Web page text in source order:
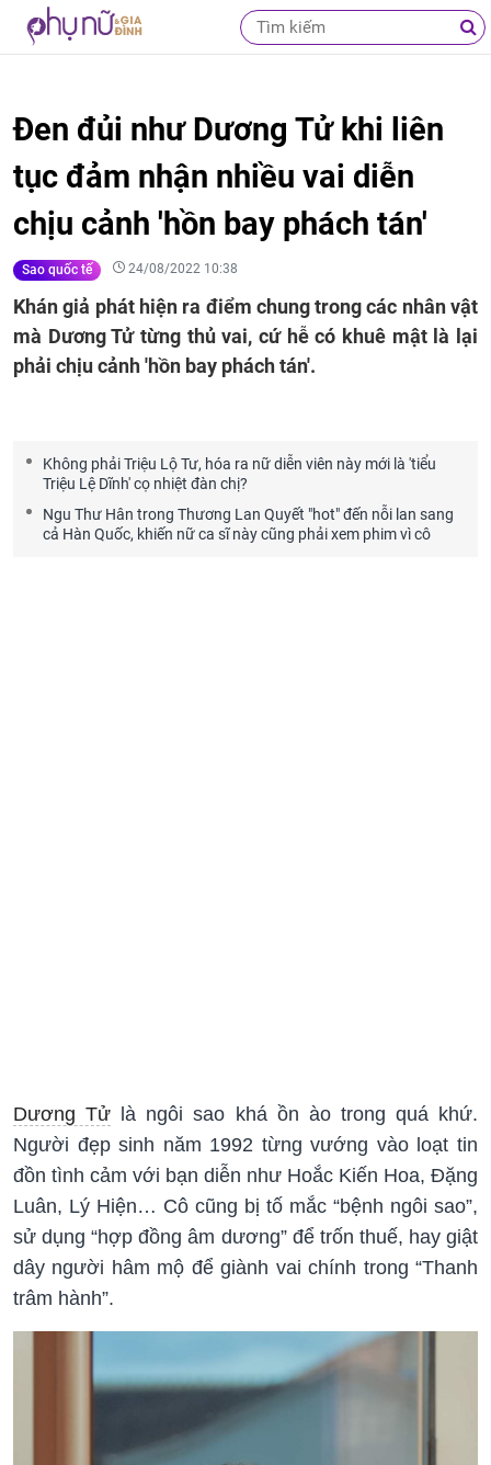
Đen đủi như Dương Tử khi liên
tục đảm nhận nhiều vai diễn
chịu cảnh 'hồn bay phách tán'
Sao quốc tế 24/08/2022 10:38
Khán giả phát hiện ra điểm chung trong các nhân vật
mà Dương Tử từng thủ vai, cứ hễ có khuê mật là lại
phải chịu cảnh 'hồn bay phách tán'.
Không phải Triệu Lộ Tư, hóa ra nữ diễn viên này mới là 'tiểu
Triệu Lệ Dĩnh' cọ nhiệt đàn chị?
Ngu Thư Hân trong Thương Lan Quyết "hot" đến nỗi lan sang
cả Hàn Quốc, khiến nữ ca sĩ này cũng phải xem phim vì cô
Dương Tử là ngôi sao khá ồn ào trong quá khứ.
Người đẹp sinh năm 1992 từng vướng vào loạt tin
đồn tình cảm với bạn diễn như Hoắc Kiến Hoa, Đặng
Luân, Lý Hiện… Cô cũng bị tố mắc “bệnh ngôi sao”,
sử dụng “hợp đồng âm dương” để trốn thuế, hay giật
dây người hâm mộ để giành vai chính trong “Thanh
trâm hành”.